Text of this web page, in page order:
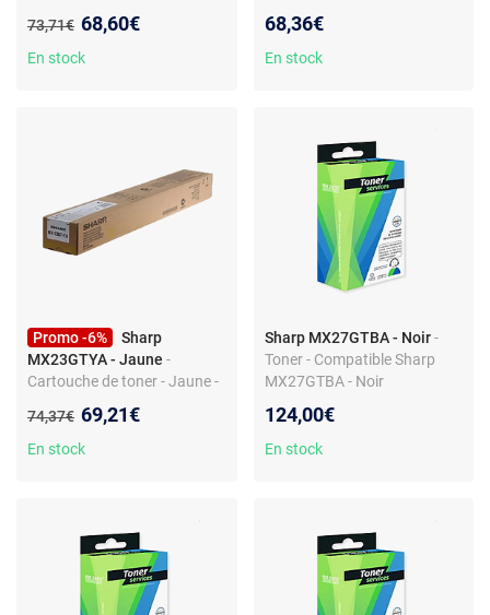
Ancien prix :
73,71€ Nouveau prix :
68,60€
En stock
68,36€
En stock
Promo -6%
Sharp
MX23GTYA - Jaune -
Cartouche de toner - Jaune -
Ancien prix :
74,37€ Nouveau prix :
69,21€
En stock
Sharp MX27GTBA - Noir -
Toner - Compatible Sharp
MX27GTBA - Noir
124,00€
En stock